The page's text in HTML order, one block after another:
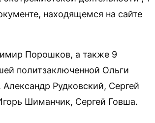
находящемся на сайте
Порошков, а также 9
политзаключенной Ольги
Рудковский, Сергей
Шиманчик, Сергей Говша.